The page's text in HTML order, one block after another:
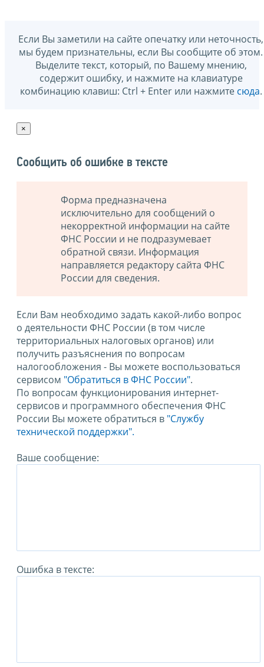
Если Вы заметили на сайте опечатку или неточность,
мы будем признательны, если Вы сообщите об этом.
Выделите текст, который, по Вашему мнению,
содержит ошибку, и нажмите на клавиатуре
комбинацию клавиш: Ctrl + Enter или нажмите сюда.
×
Сообщить об ошибке в тексте
Форма предназначена
исключительно для сообщений о
некорректной информации на сайте
ФНС России и не подразумевает
обратной связи. Информация
направляется редактору сайта ФНС
России для сведения.
Если Вам необходимо задать какой-либо вопрос
о деятельности ФНС России (в том числе
территориальных налоговых органов) или
получить разъяснения по вопросам
налогообложения - Вы можете воспользоваться
сервисом "Обратиться в ФНС России".
По вопросам функционирования интернет-
сервисов и программного обеспечения ФНС
России Вы можете обратиться в "Службу
технической поддержки".
Ваше сообщение:
Ошибка в тексте: